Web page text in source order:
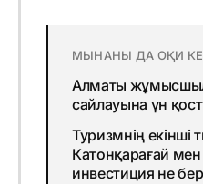
МЫНАНЫ ДА ОҚИ
Алматы
сайлауына үн
Туризмнің екінші
Катонқарағай
инвестиция не